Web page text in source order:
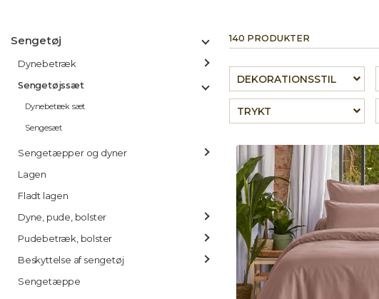
Sengetøj
Dynebetræk
Sengetøjssæt
Dynebetræk sæt
Sengesæt
Sengetæpper og dyner
Lagen
Fladt lagen
Dyne, pude, bolster
Pudebetræk, bolster
Beskyttelse af sengetøj
Sengetæppe
140 PRODUKTER
DEKORATIONSSTIL
TRYKT